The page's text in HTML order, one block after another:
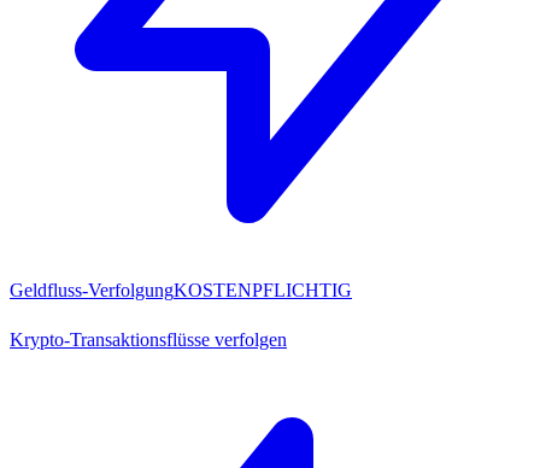
Geldfluss-VerfolgungKOSTENPFLICHTIG
Krypto-Transaktionsflüsse verfolgen